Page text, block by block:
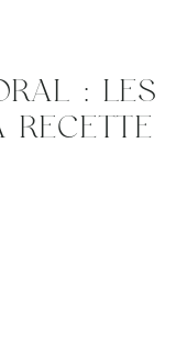
: LES
RECETTE